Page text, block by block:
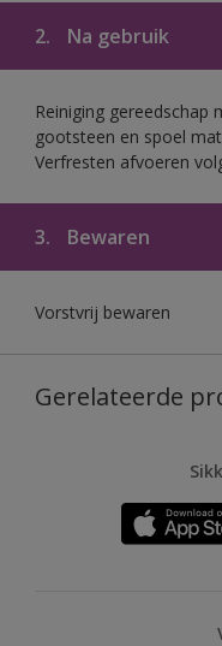
2. Na gebruik
Reiniging
gootsteen en spoel
Verfresten afvoeren
3. Bewaren
Vorstvrij bewaren
Gerelateerde